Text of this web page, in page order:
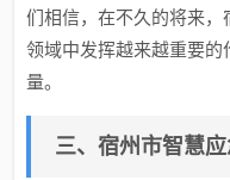
们相信，在不久的将来
领域中发挥越来越重要
量。
三、宿州市智慧